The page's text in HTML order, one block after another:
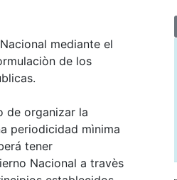
mediante el
de los
de organizar la
periodicidad mìnima
tener
Nacional a travès